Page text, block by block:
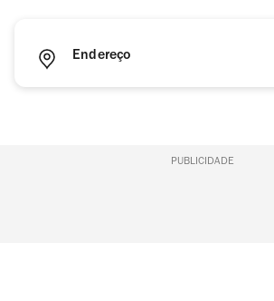
Endereço
PUBLICIDADE